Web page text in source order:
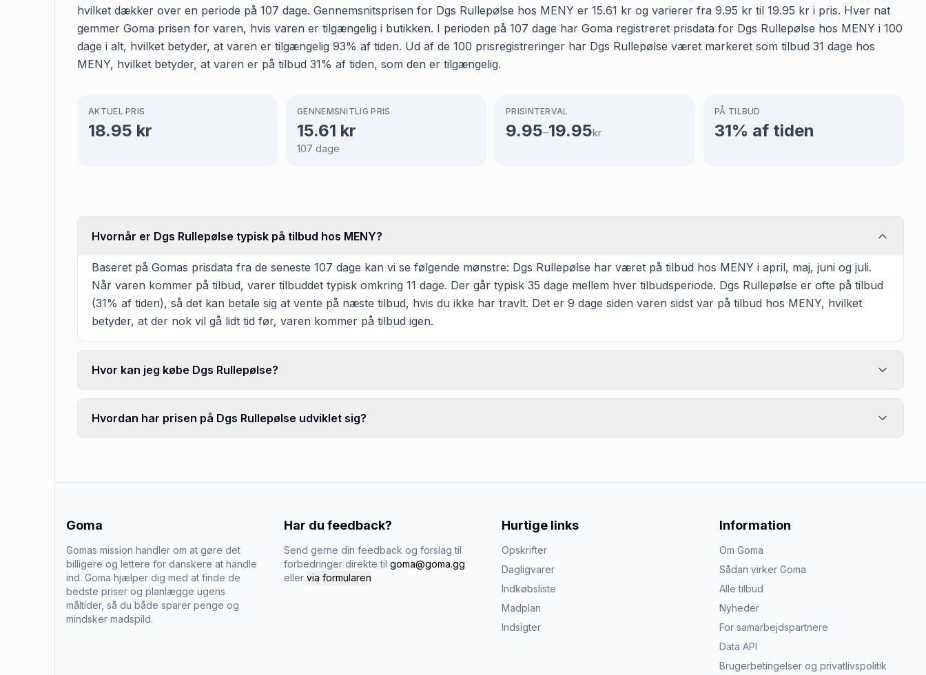
hvilket dækker over en periode på 107 dage. Gennemsnitsprisen for Dgs Rullepølse hos MENY er 15.61 kr og varierer fra 9.95 kr til 19.95 kr i pris. Hver nat
gemmer Goma prisen for varen, hvis varen er tilgængelig i butikken. I perioden på 107 dage har Goma registreret prisdata for Dgs Rullepølse hos MENY i 100
dage i alt, hvilket betyder, at varen er tilgængelig 93% af tiden. Ud af de 100 prisregistreringer har Dgs Rullepølse været markeret som tilbud 31 dage hos
MENY, hvilket betyder, at varen er på tilbud 31% af tiden, som den er tilgængelig.
AKTUEL PRIS
18.95 kr
GENNEMSNITLIG PRIS
15.61 kr
107 dage
PRISINTERVAL
9.95–19.95kr
PÅ TILBUD
31% af tiden
Hvornår er Dgs Rullepølse typisk på tilbud hos MENY?
Baseret på Gomas prisdata fra de seneste 107 dage kan vi se følgende mønstre: Dgs Rullepølse har været på tilbud hos MENY i april, maj, juni og juli.
Når varen kommer på tilbud, varer tilbuddet typisk omkring 11 dage. Der går typisk 35 dage mellem hver tilbudsperiode. Dgs Rullepølse er ofte på tilbud
(31% af tiden), så det kan betale sig at vente på næste tilbud, hvis du ikke har travlt. Det er 9 dage siden varen sidst var på tilbud hos MENY, hvilket
betyder, at der nok vil gå lidt tid før, varen kommer på tilbud igen.
Hvor kan jeg købe Dgs Rullepølse?
Hvordan har prisen på Dgs Rullepølse udviklet sig?
Goma
Gomas mission handler om at gøre det
billigere og lettere for danskere at handle
ind. Goma hjælper dig med at finde de
bedste priser og planlægge ugens
måltider, så du både sparer penge og
mindsker madspild.
Har du feedback?
Send gerne din feedback og forslag til
forbedringer direkte til goma@goma.gg
eller via formularen
Hurtige links
Opskrifter
Dagligvarer
Indkøbsliste
Madplan
Indsigter
Information
Om Goma
Sådan virker Goma
Alle tilbud
Nyheder
For samarbejdspartnere
Data API
Brugerbetingelser og privatlivspolitik